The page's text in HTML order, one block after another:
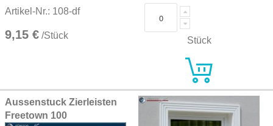
Artikel-Nr.: 108-df
9,15 € /Stück Stück
Aussenstuck Zierleisten
Freetown 100